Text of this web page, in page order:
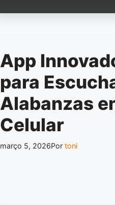
App
para
Alabanzas
Celular
março 5, 2026Por toni